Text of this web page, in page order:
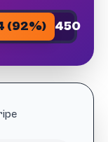
(92%) 450